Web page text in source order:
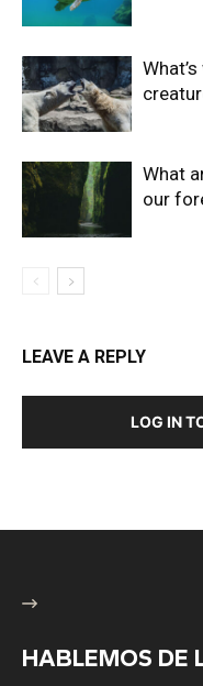
What
our
LEAVE A REPLY
LOG IN
HABLEMOS DE